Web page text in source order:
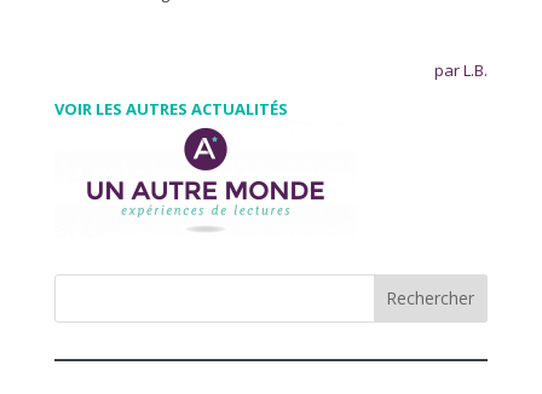
par L.B.
VOIR LES AUTRES ACTUALITÉS